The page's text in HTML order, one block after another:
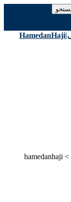
>
hamedanhaji